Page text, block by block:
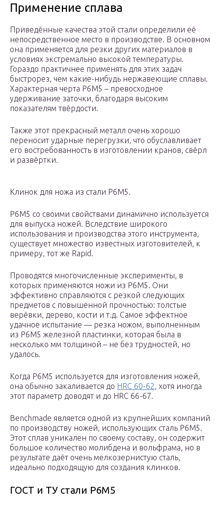
Применение сплава
Приведённые качества этой стали определили её
непосредственное место в производстве. В основном
она применяется для резки других материалов в
условиях экстремально высокой температуры.
Гораздо практичнее применять для этих задач
быстрорез, чем какие-нибудь нержавеющие сплавы.
Характерная черта Р6М5 – превосходное
удерживание заточки, благодаря высоким
показателям твёрдости.
Также этот прекрасный металл очень хорошо
переносит ударные перегрузки, что обуславливает
его востребованность в изготовлении кранов, свёрл
и развёртки.
Клинок для ножа из стали Р6М5.
Р6М5 со своими свойствами динамично используется
для выпуска ножей. Вследствие широкого
использования и производства этого инструмента,
существует множество известных изготовителей, к
примеру, тот же Rapid.
Проводятся многочисленные эксперименты, в
которых применяются ножи из Р6М5. Они
эффективно справляются с резкой следующих
предметов с повышенной прочностью: толстые
верёвки, дерево, кости и т.д. Самое эффектное
удачное испытание — резка ножом, выполненным
из Р6М5 железной пластинки, которая была в
несколько мм толщиной – не без трудностей, но
удалось.
Когда Р6М5 используется для изготовления ножей,
она обычно закаливается до HRC 60-62, хотя иногда
этот параметр доводят и до HRC 66-67.
Benchmade является одной из крупнейших компаний
по производству ножей, использующих сталь Р6М5.
Этот сплав уникален по своему составу, он содержит
большое количество молибдена и вольфрама, но в
результате даёт очень мелкозернистую сталь,
идеально подходящую для создания клинков.
ГОСТ и ТУ стали Р6М5